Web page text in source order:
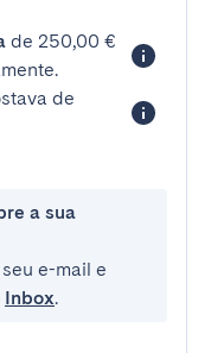
de 250,00 €
de
a sua
e-mail e
Inbox.